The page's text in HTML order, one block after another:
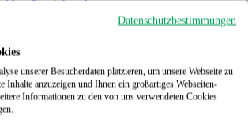
Sie sich an!
Datenschutzbestimmungen
unserer Besucherdaten platzieren, um unsere Webseite zu
Inhalte anzuzeigen und Ihnen ein großartiges Webseiten-
Informationen zu den von uns verwendeten Cookies